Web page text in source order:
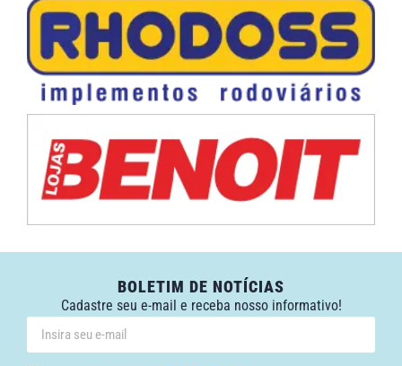
BOLETIM DE NOTÍCIAS
Cadastre seu e-mail e receba nosso informativo!